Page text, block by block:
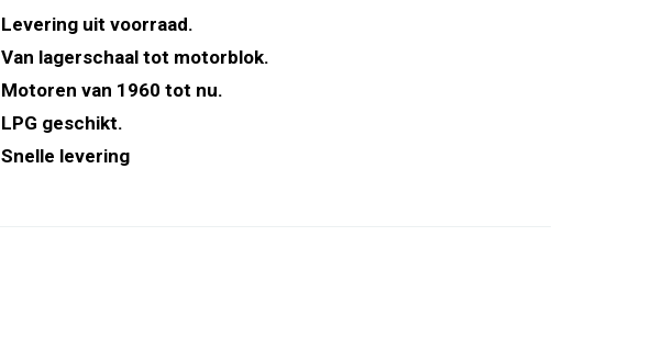
Levering uit voorraad.
Van lagerschaal tot motorblok.
Motoren van 1960 tot nu.
LPG geschikt.
Snelle levering